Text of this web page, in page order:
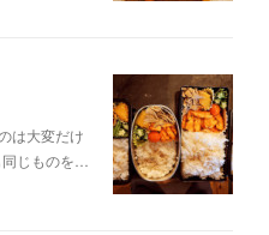
は大変だけ
じものを…